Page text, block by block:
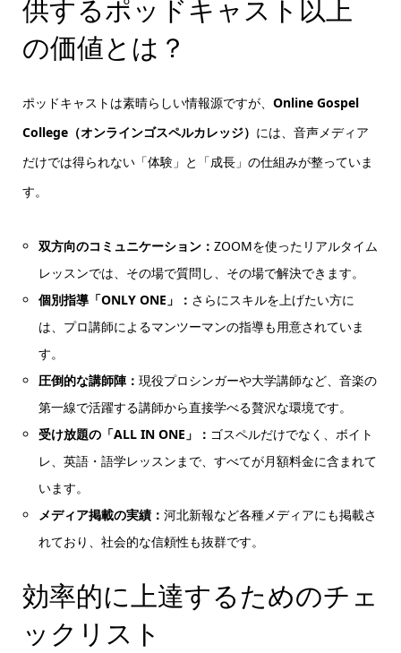
供するポッドキャスト以上
の価値とは？
ポッドキャストは素晴らしい情報源ですが、 Online Gospel
College（オンラインゴスペルカレッジ） には、音声メディア
だけでは得られない「体験」と「成長」の仕組みが整っていま
す。
双方向のコミュニケーション：ZOOMを使ったリアルタイム
レッスンでは、その場で質問し、その場で解決できます。
個別指導「ONLY ONE」： さらにスキルを上げたい方に
は、プロ講師によるマンツーマンの指導も用意されていま
す。
圧倒的な講師陣：現役プロシンガーや大学講師など、音楽の
第一線で活躍する講師から直接学べる贅沢な環境です。
受け放題の「ALL IN ONE」： ゴスペルだけでなく、ボイト
レ、英語・語学レッスンまで、すべてが月額料金に含まれて
います。
メディア掲載の実績：河北新報など各種メディアにも掲載さ
れており、社会的な信頼性も抜群です。
効率的に上達するためのチェ
ックリスト